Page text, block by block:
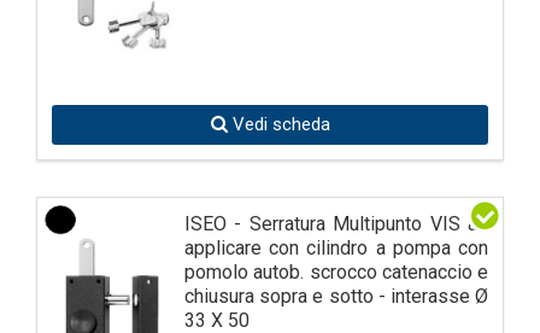
Vedi scheda
ISEO - Serratura Multipunto VIS ad
applicare con cilindro a pompa con
pomolo autob. scrocco catenaccio e
chiusura sopra e sotto - interasse Ø
33 X 50